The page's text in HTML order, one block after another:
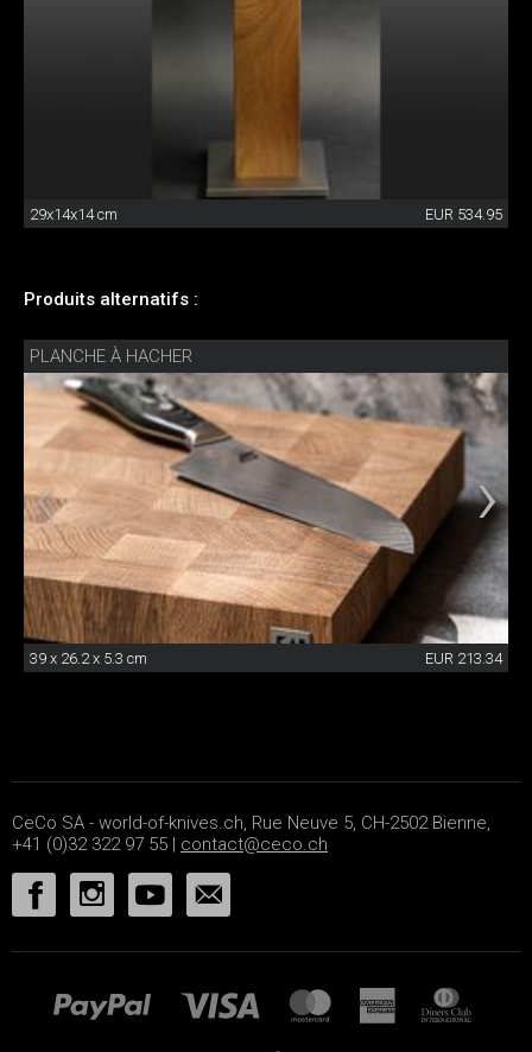
29x14x14 cm EUR 534.95
Produits alternatifs :
PLANCHE À HACHER
39 x 26.2 x 5.3 cm EUR 213.34
CeCo SA - world-of-knives.ch, Rue Neuve 5, CH-2502 Bienne,
+41 (0)32 322 97 55 | contact@ceco.ch